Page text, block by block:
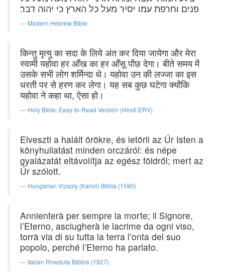
פנים וחרפת עמו יסיר מעל כל הארץ כי יהוה דבר׃
Modern Hebrew Bible
किन्तु मृत्यु का सदा के लिये अंत कर दिया जायेगा और मेरा
स्वामी यहोवा हर आँख का हर आँसू पोंछ देगा। बीते समय में
उसके सभी लोग शर्मिन्दा थे। यहोवा उन की लज्जा का इस
धरती पर से हरण कर लेगा। यह सब कुछ घटेगा क्योंकि
यहोवा ने कहा था, ऐसा हो।
Holy Bible: Easy-to-Read Version (Hindi ERV)
Elveszti a halált örökre, és letörli az Úr Isten a
könyhullatást minden orczáról: és népe
gyalázatát eltávolítja az egész földről; mert az
Úr szólott.
Hungarian Vizsoly (Karoli) Biblia (1590)
Annienterà per sempre la morte; il Signore,
l’Eterno, asciugherà le lacrime da ogni viso,
torrà via di su tutta la terra l’onta del suo
popolo, perché l’Eterno ha parlato.
Italian Riveduta Bibbia (1927)